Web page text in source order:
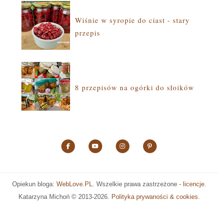
Wiśnie w syropie do ciast - stary
przepis
8 przepisów na ogórki do słoików
Opiekun bloga: WebLove.PL . Wszelkie prawa zastrzeżone - licencje.
Katarzyna Michoń © 2013-2026. Polityka prywaności & cookies